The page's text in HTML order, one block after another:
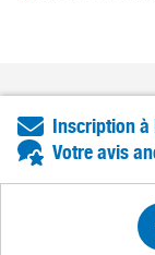
Inscription à
Votre avis